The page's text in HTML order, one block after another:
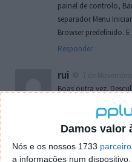
Damos valor
Nós e os nossos 1733
a informações num
painel de controlo,
separador Menu
Browser predefinido.
Responder
rui
Boas outra vez.
o firefox como
de control tudo e
tentei apagar o
firefox mas em vao.